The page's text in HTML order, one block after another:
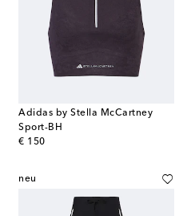
Adidas by Stella McCartney
Sport-BH
€ 150
original price
neu